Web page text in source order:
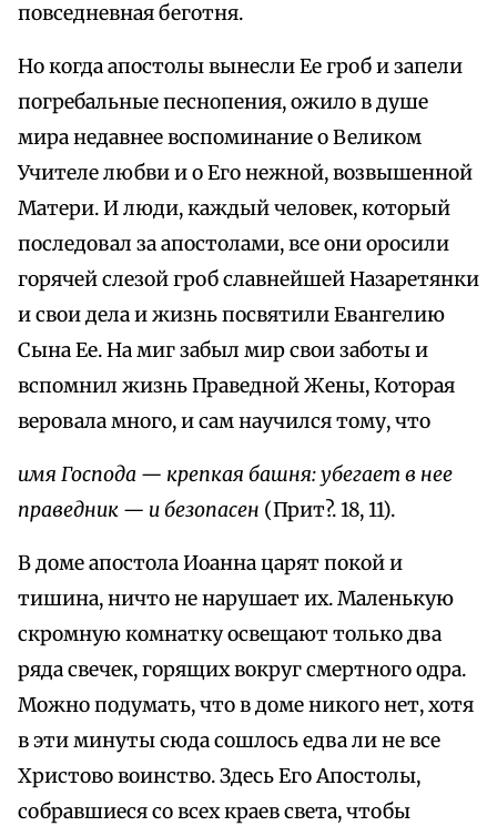
повседневная беготня.
Но когда апостолы вынесли Ее гроб и запели
погребальные песнопения, ожило в душе
мира недавнее воспоминание о Великом
Учителе любви и о Его нежной, возвышенной
Матери. И люди, каждый человек, который
последовал за апостолами, все они оросили
горячей слезой гроб славнейшей Назаретянки
и свои дела и жизнь посвятили Евангелию
Сына Ее. На миг забыл мир свои заботы и
вспомнил жизнь Праведной Жены, Которая
веровала много, и сам научился тому, что
имя Господа — крепкая башня: убегает в нее
праведник — и безопасен (Прит?. 18, 11).
В доме апостола Иоанна царят покой и
тишина, ничто не нарушает их. Маленькую
скромную комнатку освещают только два
ряда свечек, горящих вокруг смертного одра.
Можно подумать, что в доме никого нет, хотя
в эти минуты сюда сошлось едва ли не все
Христово воинство. Здесь Его Апостолы,
собравшиеся со всех краев света, чтобы